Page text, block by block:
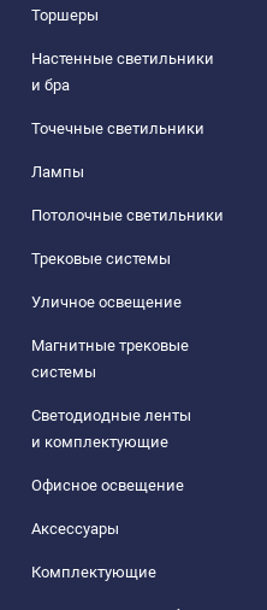
Торшеры
Настенные светильники
и бра
Точечные светильники
Лампы
Потолочные светильники
Трековые системы
Уличное освещение
Магнитные трековые
системы
Светодиодные ленты
и комплектующие
Офисное освещение
Аксессуары
Комплектующие